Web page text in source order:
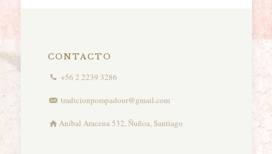
CONTACTO
+56 2 2239 3286
tradicionpompadour@gmail.com
Aníbal Aracena 532, Ñuñoa, Santiago